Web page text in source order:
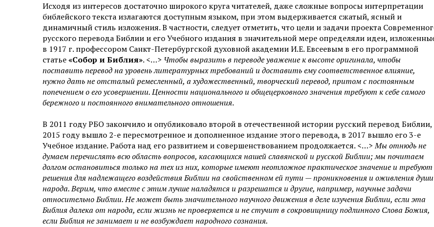
Исходя из интересов достаточно широкого круга читателей, даже сложные вопросы интерпретации
библейского текста излагаются доступным языком, при этом выдерживается сжатый, ясный и
динамичный стиль изложения. В частности, следует отметить, что цели и задачи проекта
русского перевода Библии и его Учебного издания в значительной мере определяли идеи,
в 1917 г. профессором Санкт-Петербургской духовной академии И.Е. Евсеевым в его программной
статье«Собор и Библия». <…> Чтобы выразить в переводе уважение к высоте оригинала, чтобы
поставить перевод на уровень литературных требований и доставить ему соответственное влияние,
нужно дать не отсталый ремесленный, а художественный, творческий перевод, притом с постоянным
попечением о его усовершении. Ценности национального и общецерковного значения требуют к себе самого
бережного и постоянного внимательного отношения.
В 2011 году РБО закончило и опубликовало второй в отечественной истории русский перевод Библии,
2015 году вышло 2-е пересмотренное и дополненное издание этого перевода, в 2017 вышло его 3-е
Учебное издание. Работа над его развитием и совершенствованием продолжается. <…>Мы отнюдь не
думаем перечислять всю область вопросов, касающихся нашей славянской и русской Библии; мы почитаем
долгом остановиться только на тех из них, которые имеют неотложное практическое значение и требуют
решения для надлежащего воздействия Библии на свойственном ей пути — проникновения и оживления души
народа. Верим, что вместе с этим лучше наладятся и разрешатся и другие, например, научные задачи
относительно Библии. Не может быть значительного научного движения в деле изучения Библии, если эта
Библия далека от народа, если жизнь не проверяется и не стучит в сокровищницу подлинного Слова Божия,
если Библия не занимает и не возбуждает народного сознания.